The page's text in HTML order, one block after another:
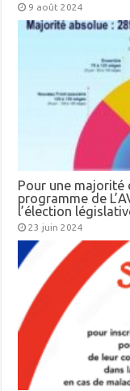
9 août 2024
Pour une majorité
programme de
l’élection
23 juin 2024